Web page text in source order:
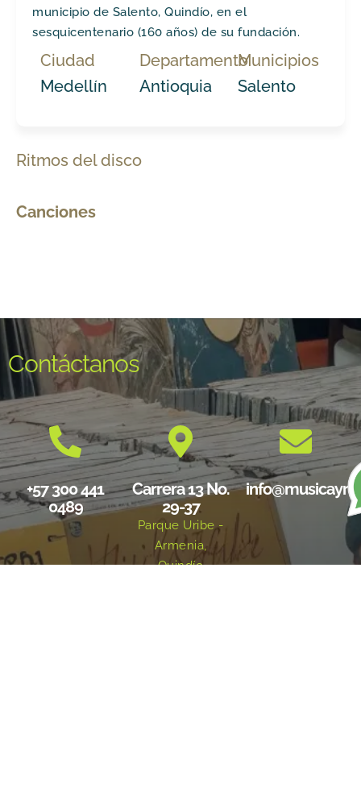
municipio de Salento, Quindío, en el
sesquicentenario (160 años) de su fundación.
Ciudad
Medellín
Departamento
Antioquia
Municipios
Salento
Ritmos del disco
Canciones
Contáctanos
+57 300 441
0489
Carrera 13 No.
29-37
Parque Uribe -
Armenia,
Quindío